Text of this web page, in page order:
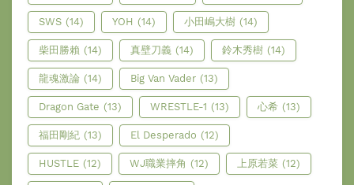
SWS (14) YOH (14) 小田嶋大樹 (14)
柴田勝賴 (14) 真壁刀義 (14) 鈴木秀樹 (14)
龍魂激論 (14) Big Van Vader (13)
Dragon Gate (13) WRESTLE-1 (13) 心希 (13)
福田剛紀 (13) El Desperado (12)
HUSTLE (12) WJ職業摔角 (12) 上原若菜 (12)